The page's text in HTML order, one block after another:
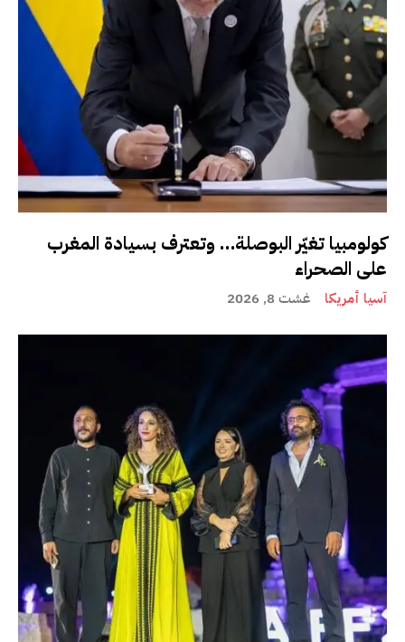
كولومبيا تغيّر البوصلة… وتعترف بسيادة المغرب
على الصحراء
آسيا أمريكا غشت 8, 2026